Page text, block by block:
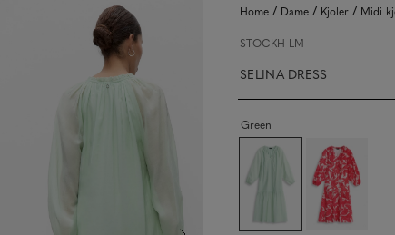
Home / Dame / Kjoler / Midi
STOCKH LM
SELINA DRESS
Green